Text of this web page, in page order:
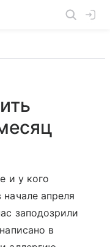
и у кого
апреля
заподозрили
в